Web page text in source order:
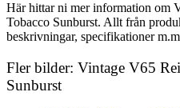
Här hittar ni mer information om
Tobacco Sunburst. Allt från
beskrivningar, specifikationer
Fler bilder: Vintage V65
Sunburst